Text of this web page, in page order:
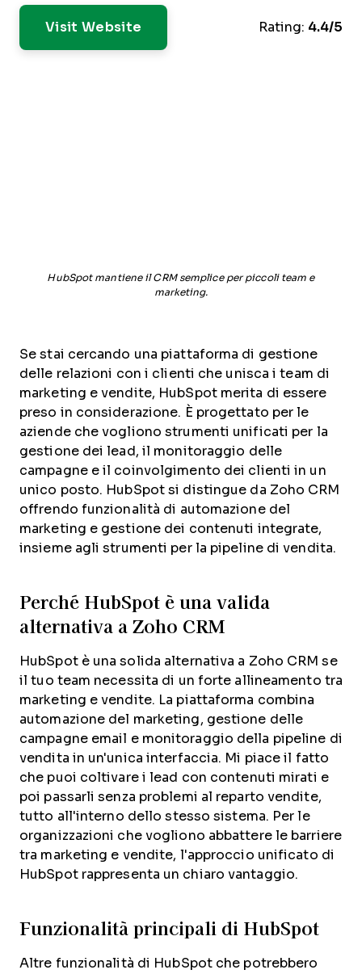
Visit Website Rating: 4.4/5
HubSpot mantiene il CRM semplice per piccoli team e
marketing.
Se stai cercando una piattaforma di gestione
delle relazioni con i clienti che unisca i team di
marketing e vendite, HubSpot merita di essere
preso in considerazione. È progettato per le
aziende che vogliono strumenti unificati per la
gestione dei lead, il monitoraggio delle
campagne e il coinvolgimento dei clienti in un
unico posto. HubSpot si distingue da Zoho CRM
offrendo funzionalità di automazione del
marketing e gestione dei contenuti integrate,
insieme agli strumenti per la pipeline di vendita.
Perché HubSpot è una valida
alternativa a Zoho CRM
HubSpot è una solida alternativa a Zoho CRM se
il tuo team necessita di un forte allineamento tra
marketing e vendite. La piattaforma combina
automazione del marketing, gestione delle
campagne email e monitoraggio della pipeline di
vendita in un'unica interfaccia. Mi piace il fatto
che puoi coltivare i lead con contenuti mirati e
poi passarli senza problemi al reparto vendite,
tutto all'interno dello stesso sistema. Per le
organizzazioni che vogliono abbattere le barriere
tra marketing e vendite, l'approccio unificato di
HubSpot rappresenta un chiaro vantaggio.
Funzionalità principali di HubSpot
Altre funzionalità di HubSpot che potrebbero